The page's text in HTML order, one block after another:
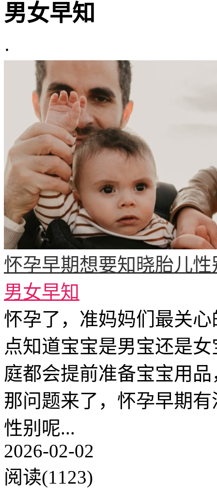
男女早知
·
怀孕早期想要知晓胎儿
男女早知
怀孕了，准妈妈们最关
点知道宝宝是男宝还是
庭都会提前准备宝宝用
那问题来了，怀孕早期
性别呢...
2026-02-02
阅读(1123)